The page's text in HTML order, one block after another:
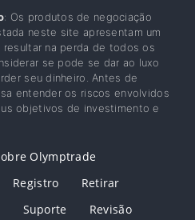
: Os produtos de negociação
neste site apresentam um
na perda de todos os
se pode se dar ao luxo
seu dinheiro. Antes de
entender os riscos envolvidos
objetivos de investimento e
Olymptrade
Registro
Retirar
Suporte Revisão